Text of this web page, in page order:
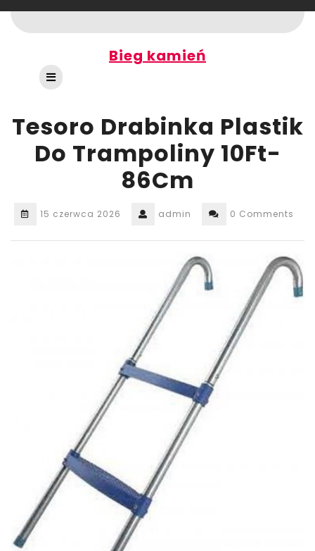
to
content
Bieg kamień
Open
Button
Tesoro Drabinka Plastik
Do Trampoliny 10Ft-
86Cm
15 czerwca 2026 admin 0 Comments